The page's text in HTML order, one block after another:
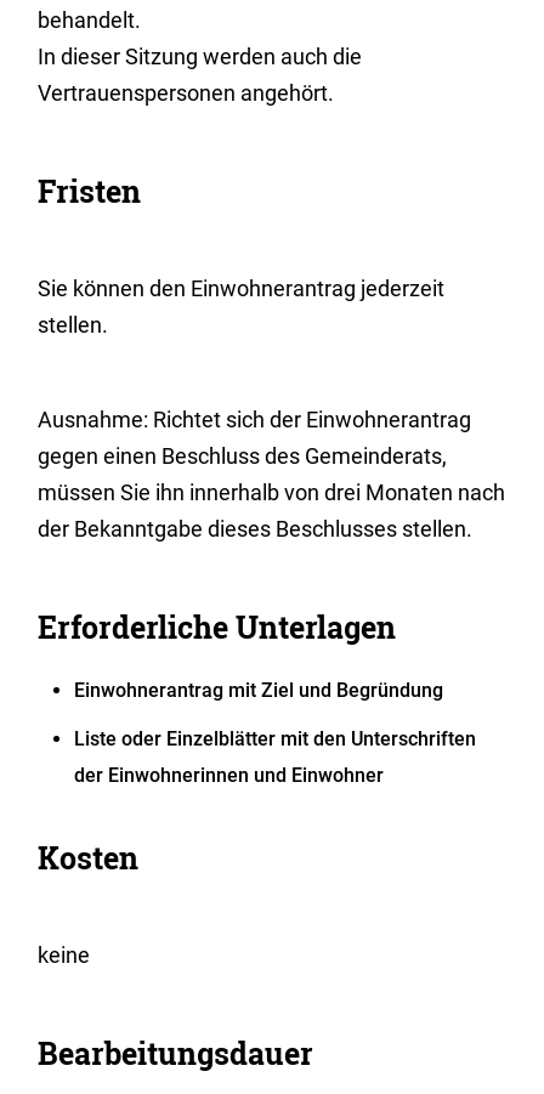
behandelt.
In dieser Sitzung werden auch die
Vertrauenspersonen angehört.
Fristen
Sie können den Einwohnerantrag jederzeit
stellen.
Ausnahme: Richtet sich der Einwohnerantrag
gegen einen Beschluss des Gemeinderats,
müssen Sie ihn innerhalb von drei Monaten nach
der Bekanntgabe dieses Beschlusses stellen.
Erforderliche Unterlagen
Einwohnerantrag mit Ziel und Begründung
Liste oder Einzelblätter mit den Unterschriften
der Einwohnerinnen und Einwohner
Kosten
keine
Bearbeitungsdauer